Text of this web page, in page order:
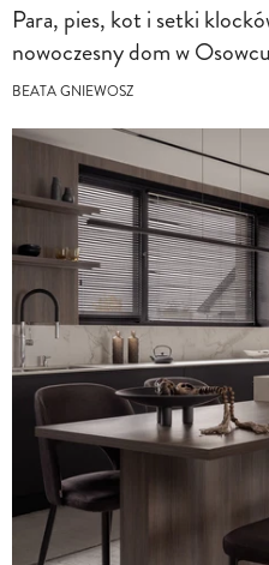
Para, pies, kot i setki
nowoczesny dom w
BEATA GNIEWOSZ